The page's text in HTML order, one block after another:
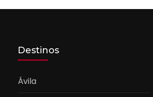
Destinos
Ávila